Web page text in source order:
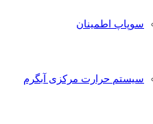
سوپاپ اطمینان
سیستم حرارت مرکزی آبگرم
و کاربرد آن